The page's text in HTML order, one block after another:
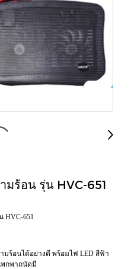
มร้อน รุ่น HVC-651
HVC-651
มร้อนได้อย่างดี พร้อมไฟ LED สีฟ้า
กพาถนัดมื